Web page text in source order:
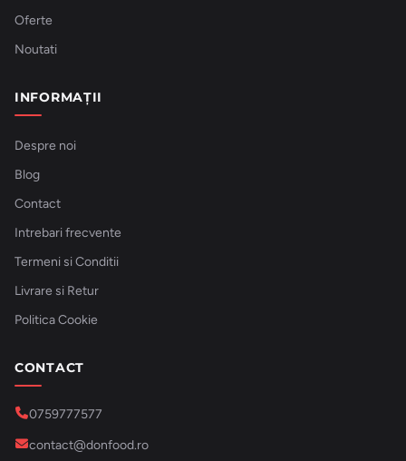
Oferte
Noutati
INFORMAȚII
Despre noi
Blog
Contact
Intrebari frecvente
Termeni si Conditii
Livrare si Retur
Politica Cookie
CONTACT
0759777577
contact@donfood.ro